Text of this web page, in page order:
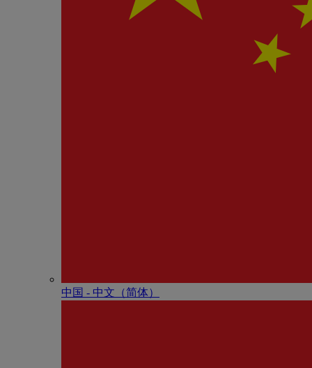
中国 - 中⽂（简体）